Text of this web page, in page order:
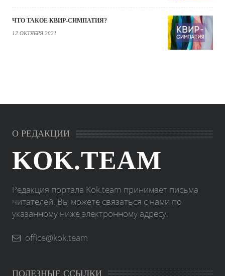
ЧТО ТАКОЕ КВИР-СИМПАТИЯ?
12 ОКТЯБРЯ 2021
О РЕДАКЦИИ
KOK.TEAM
Редакция портала Kok.team принимает письма
читателей. Вы можете связаться с нами по
указанному ниже электронному адресу.
office@kok.team
ПОЛЕЗНЫЕ ССЫЛКИ